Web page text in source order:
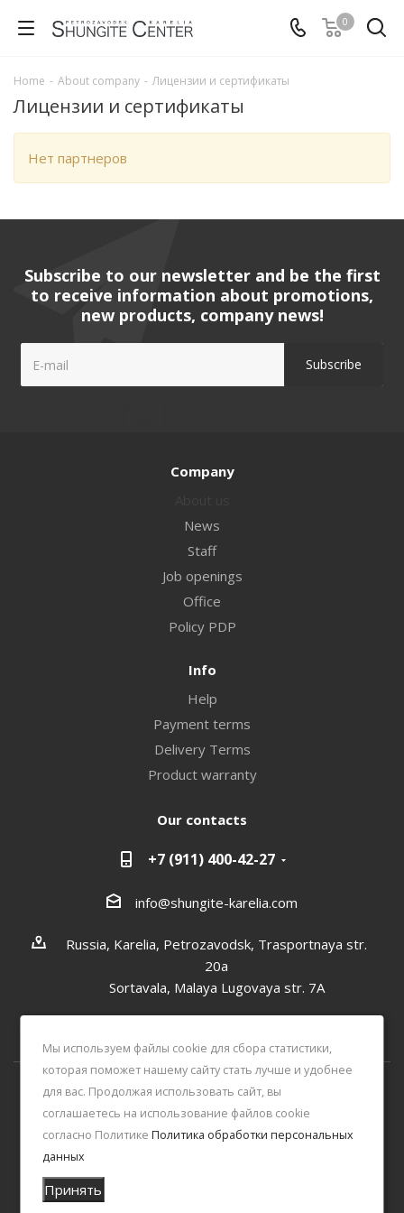
0
Home - About company - Лицензии и сертификаты
Лицензии и сертификаты
Нет партнеров
Subscribe to our newsletter and be the first
to receive information about promotions,
new products, company news!
Company
News
Staff
Job openings
Office
Policy PDP
Info
Help
Payment terms
Delivery Terms
Product warranty
Our contacts
+7 (911) 400-42-27
info@shungite-karelia.com
Russia, Karelia, Petrozavodsk, Trasportnaya str.
20a
Sortavala, Malaya Lugovaya str. 7А
2026 © Online shop Shungite Center
Мы используем файлы cookie для сбора статистики,
которая поможет нашему сайту стать лучше и удобнее
для вас. Продолжая использовать сайт, вы
соглашаетесь на использование файлов cookie
согласно ПолитикеПолитика обработки персональных
данных
Принять